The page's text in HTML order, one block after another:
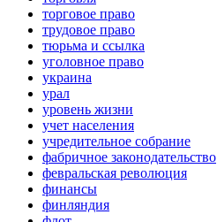
торговое право
трудовое право
тюрьма и ссылка
уголовное право
украина
урал
уровень жизни
учет населения
учредительное собрание
фабричное законодательство
февральская революция
финансы
финляндия